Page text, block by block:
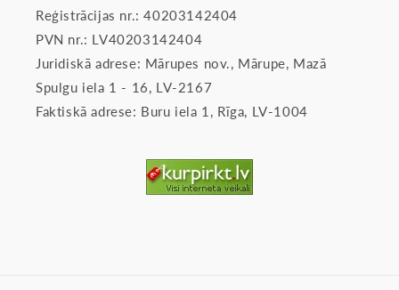
Reģistrācijas nr.: 40203142404
PVN nr.: LV40203142404
Juridiskā adrese: Mārupes nov., Mārupe, Mazā
Spulgu iela 1 - 16, LV-2167
Faktiskā adrese: Buru iela 1, Rīga, LV-1004